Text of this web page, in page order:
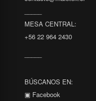
MESA CENTRAL:
+56 22 964 2430
BÚSCANOS EN:
▣ Facebook